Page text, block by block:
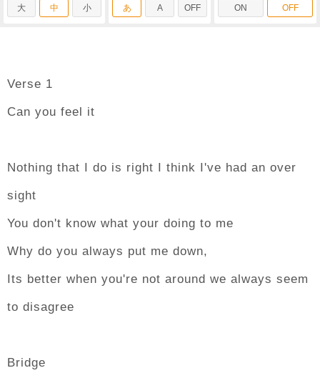
大 中 小 あ A OFF ON OFF
Verse 1
Can you feel it
Nothing that I do is right I think I've had an over
sight
You don't know what your doing to me
Why do you always put me down,
Its better when you're not around we always seem
to disagree
Bridge